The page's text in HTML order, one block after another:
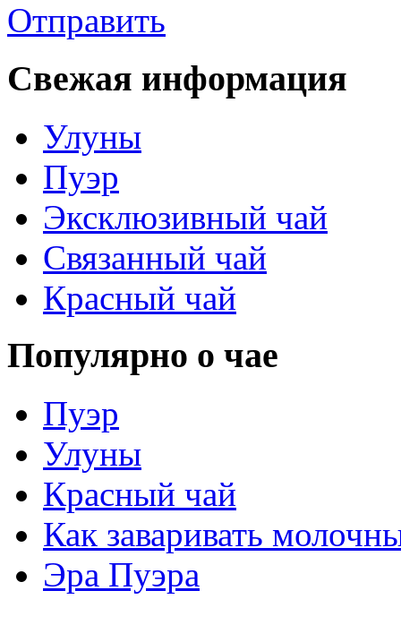
Отправить
Свежая информация
Улуны
Пуэр
Эксклюзивный чай
Связанный чай
Красный чай
Популярно о чае
Пуэр
Улуны
Красный чай
Как заваривать
Эра Пуэра